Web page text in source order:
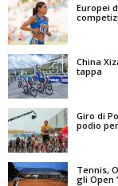
Europei
China
tappa
Giro di
podio
Tennis,
gli Open